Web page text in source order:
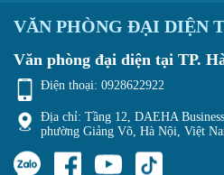
VĂN PHÒNG ĐẠI DIỆN
Văn phòng đại diện tại TP.
Điện thoại: 0928622922
Địa chỉ: Tầng 12, DAEHA
phường Giảng Võ, Hà Nội, Việt